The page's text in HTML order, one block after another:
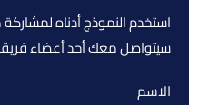
استخدم النموذج أدناه
سيتواصل معك أحد أعضاء
الاسم